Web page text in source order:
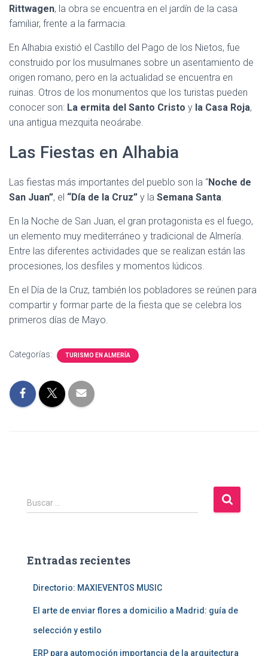
Rittwagen, la obra se encuentra en el jardín de la casa
familiar, frente a la farmacia.
En Alhabia existió el Castillo del Pago de los Nietos, fue
construido por los musulmanes sobre un asentamiento de
origen romano, pero en la actualidad se encuentra en
ruinas. Otros de los monumentos que los turistas pueden
conocer son: La ermita del Santo Cristo y la Casa Roja,
una antigua mezquita neoárabe.
Las Fiestas en Alhabia
Las fiestas más importantes del pueblo son la “Noche de
San Juan”, el “Día de la Cruz” y la Semana Santa.
En la Noche de San Juan, el gran protagonista es el fuego,
un elemento muy mediterráneo y tradicional de Almería.
Entre las diferentes actividades que se realizan están las
procesiones, los desfiles y momentos lúdicos.
En el Día de la Cruz, también los pobladores se reúnen para
compartir y formar parte de la fiesta que se celebra los
primeros días de Mayo.
Categorías: TURISMO EN ALMERÍA
B
u
r
Buscar …
Entradas recientes
Directorio: MAXIEVENTOS MUSIC
El arte de enviar flores a domicilio a Madrid: guía de
selección y estilo
ERP para automoción importancia de la arquitectura